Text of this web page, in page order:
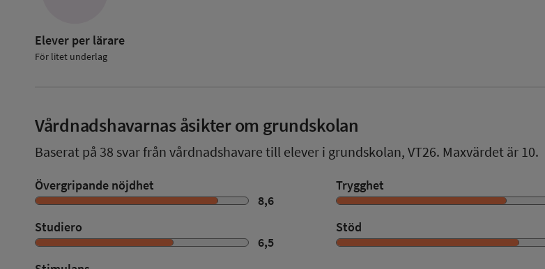
Elever per lärare
För litet underlag
Vårdnadshavarnas åsikter om grundskolan
Baserat på 38 svar från vårdnadshavare till elever i grundskolan, VT26. Maxvärdet är 10.
Övergripande nöjdhet
8,6
Trygghet
Studiero
6,5
Stöd